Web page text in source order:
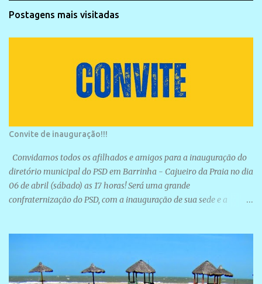
Postagens mais visitadas
Convite de inauguração!!!
Convidamos todos os afilhados e amigos para a inauguração do
diretório municipal do PSD em Barrinha - Cajueiro da Praia no dia
06 de abril (sábado) as 17 horas! Será uma grande
confraternização do PSD, com a inauguração de sua sede e a